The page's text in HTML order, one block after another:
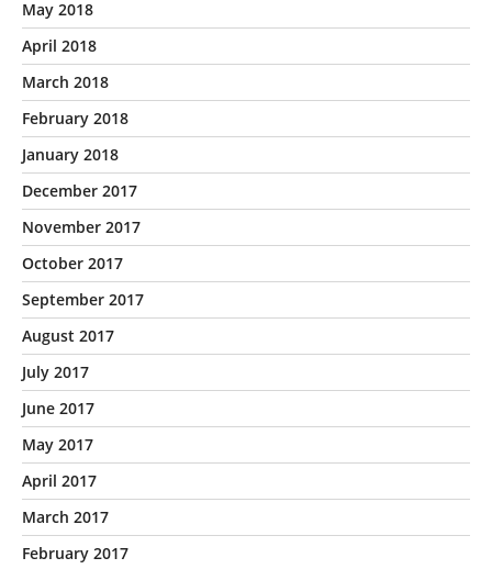
May 2018
April 2018
March 2018
February 2018
January 2018
December 2017
November 2017
October 2017
September 2017
August 2017
July 2017
June 2017
May 2017
April 2017
March 2017
February 2017